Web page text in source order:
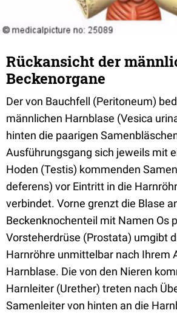
Rückansicht der
Beckenorgane
Der von Bauchfell (Peritoneum)
männlichen Harnblase (Vesica
hinten die paarigen
Ausführungsgang sich jeweils mit
Hoden (Testis) kommenden
deferens) vor Eintritt in die
verbindet. Vorne grenzt die Blase
Beckenknochenteil mit Namen Os
Vorsteherdrüse (Prostata) umgibt
Harnröhre unmittelbar nach Ihrem
Harnblase. Die von den Nieren
Harnleiter (Urether) treten nach
Samenleiter von hinten an die